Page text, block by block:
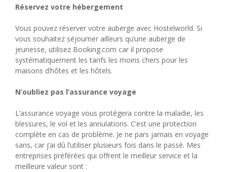
Réservez votre hébergement
Vous pouvez réserver votre auberge avec Hostelworld. Si
vous souhaitez séjourner ailleurs qu’une auberge de
jeunesse, utilisez Booking.com car il propose
systématiquement les tarifs les moins chers pour les
maisons d’hôtes et les hôtels.
N’oubliez pas l’assurance voyage
L’assurance voyage vous protégera contre la maladie, les
blessures, le vol et les annulations. C’est une protection
complète en cas de problème. Je ne pars jamais en voyage
sans, car j’ai dû l’utiliser plusieurs fois dans le passé. Mes
entreprises préférées qui offrent le meilleur service et la
meilleure valeur sont :